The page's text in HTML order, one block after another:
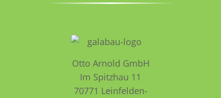
Otto Arnold GmbH
Im Spitzhau 11
70771 Leinfelden­­